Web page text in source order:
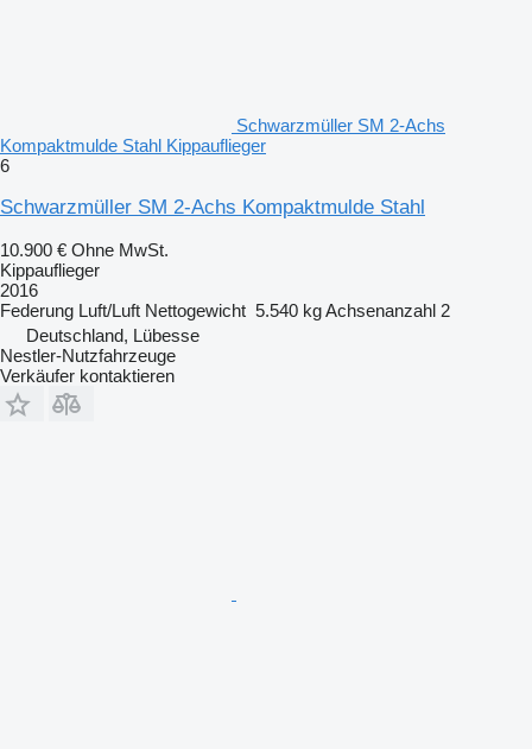
Schwarzmüller SM 2-Achs
Kompaktmulde Stahl Kippauflieger
6
Schwarzmüller SM 2-Achs Kompaktmulde Stahl
10.900 € Ohne MwSt.
Kippauflieger
2016
Federung Luft/Luft Nettogewicht 5.540 kgAchsenanzahl 2
Deutschland, Lübesse
Nestler-Nutzfahrzeuge
Verkäufer kontaktieren